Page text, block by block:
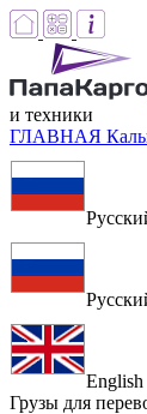
и техники
ГЛАВНАЯ
English
Грузы для